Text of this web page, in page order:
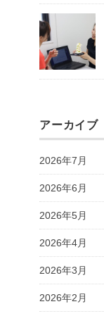
アーカイブ
2026年7月
2026年6月
2026年5月
2026年4月
2026年3月
2026年2月